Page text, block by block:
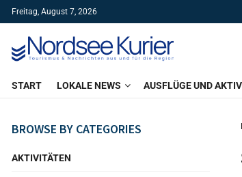
Freitag, August 7, 2026
START LOKALE NEWS AUSFLÜGE UND
BROWSE BY CATEGORIES
AKTIVITÄTEN